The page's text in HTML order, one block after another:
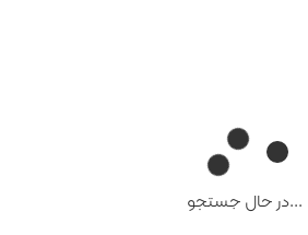
...در حال جستجو